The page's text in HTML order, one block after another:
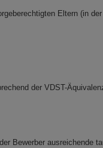
Eltern (in
der VDST-
Bewerber ausreichende